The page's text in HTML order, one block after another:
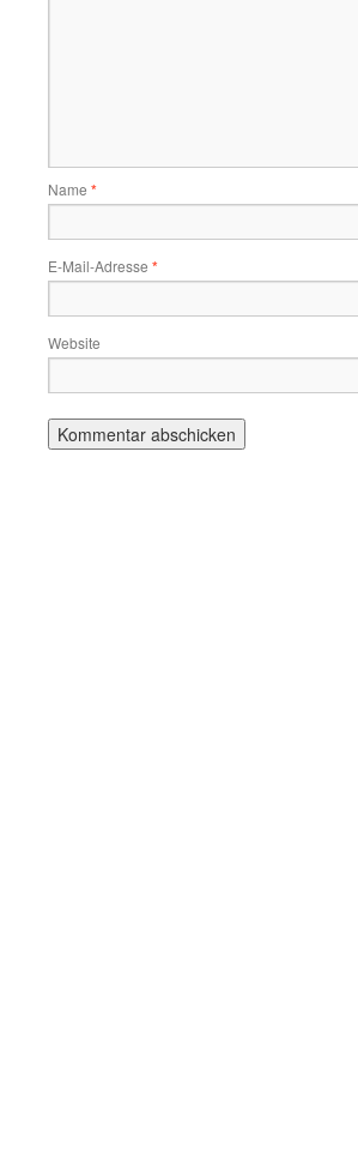
Name *
E-Mail-Adresse *
Website